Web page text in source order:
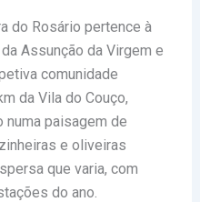
do Rosário pertence à
Assunção da Virgem e
comunidade
da Vila do Couço,
numa paisagem de
e oliveiras
que varia, com
do ano.